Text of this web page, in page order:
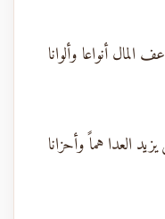
المال أنواعا وألوانا
العدا هماً وأحزانا